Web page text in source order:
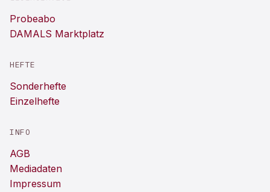
Probeabo
DAMALS Marktplatz
HEFTE
Sonderhefte
Einzelhefte
INFO
AGB
Mediadaten
Impressum